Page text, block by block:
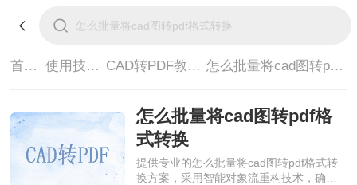
首页> 使用技巧> CAD转PDF教程> 怎么批量将cad图转pdf格式转换
怎么批量将cad图转pdf格
式转换
提供专业的怎么批量将cad图转pdf格式转
换方案，采用智能对象流重构技术，确保